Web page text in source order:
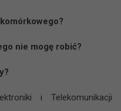
nie mogę robić?
i Telekomunikacji